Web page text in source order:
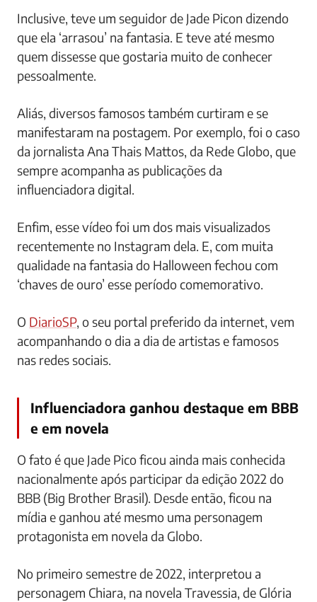
Inclusive, teve um seguidor de Jade Picon dizendo
que ela ‘arrasou’ na fantasia. E teve até mesmo
quem dissesse que gostaria muito de conhecer
pessoalmente.
Aliás, diversos famosos também curtiram e se
manifestaram na postagem. Por exemplo, foi o caso
da jornalista Ana Thais Mattos, da Rede Globo, que
sempre acompanha as publicações da
influenciadora digital.
Enfim, esse vídeo foi um dos mais visualizados
recentemente no Instagram dela. E, com muita
qualidade na fantasia do Halloween fechou com
‘chaves de ouro’ esse período comemorativo.
O DiarioSP, o seu portal preferido da internet, vem
acompanhando o dia a dia de artistas e famosos
nas redes sociais.
Influenciadora ganhou destaque em BBB
e em novela
O fato é que Jade Pico ficou ainda mais conhecida
nacionalmente após participar da edição 2022 do
BBB (Big Brother Brasil). Desde então, ficou na
mídia e ganhou até mesmo uma personagem
protagonista em novela da Globo.
No primeiro semestre de 2022, interpretou a
personagem Chiara, na novela Travessia, de Glória